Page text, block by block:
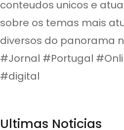
conteudos unicos e
sobre os temas mais
diversos do panorama
#Jornal #Portugal
#digital
Ultimas Noticias